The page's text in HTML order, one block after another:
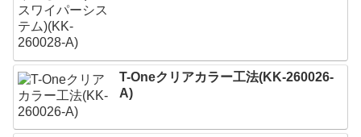
T-Oneクリアカラー工法(KK-260026-
A)